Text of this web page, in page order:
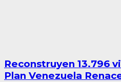
Reconstruyen 13.796
Plan Venezuela